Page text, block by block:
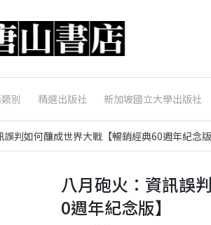
別 精選出版社 新加坡國立大學出版社
誤判如何釀成世界大戰【暢銷經典60週年紀念
八月砲火：資訊誤
0週年紀念版】